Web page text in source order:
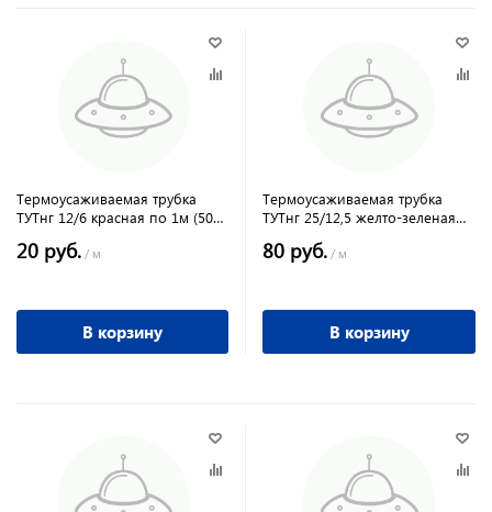
Термоусаживаемая трубка
ТУТнг 12/6 красная по 1м (50
20 руб. / м
В корзину
Термоусаживаемая трубка
ТУТнг 25/12,5 желто-зеленая
80 руб. / м
В корзину